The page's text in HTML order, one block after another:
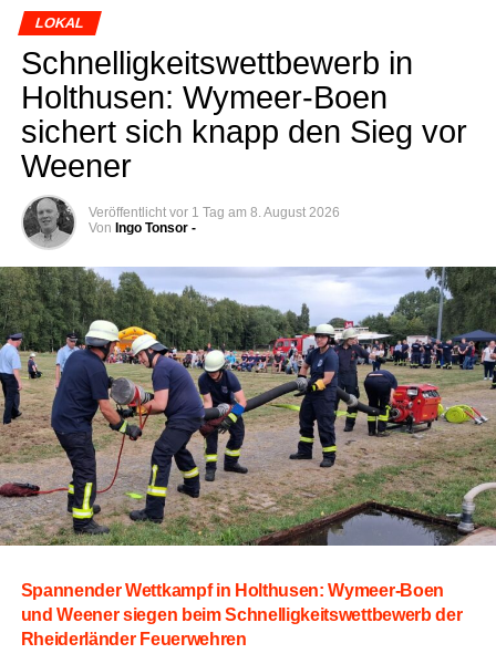
LOKAL
Schnel­lig­keits­wett­be­werb in
Hol­thusen: Wymeer-Boen
sichert sich knapp den Sieg vor
Weener
Veröffentlicht vor 1 Tag am 8. August 2026
Von Ingo Tonsor -
Span­nen­der Wett­kampf in Hol­thusen: Wymeer-Boen
und Wee­ner sie­gen beim Schnel­lig­keits­wett­be­werb der
Rhei­der­län­der Feuerwehren